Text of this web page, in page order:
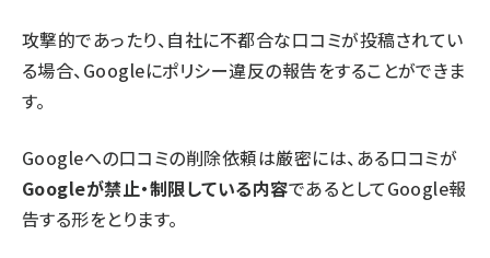
攻撃的であったり、自社に不都合な口コミが投稿されてい
る場合、Googleにポリシー違反の報告をすることができま
す。
Googleへの口コミの削除依頼は厳密には、ある口コミが
Googleが禁止・制限している内容であるとしてGoogle報
告する形をとります。